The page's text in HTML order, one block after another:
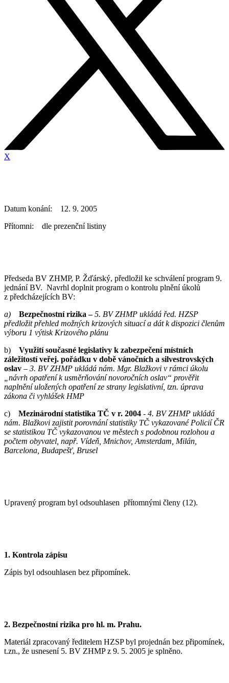
X
Datum konání: 12. 9. 2005
Přítomni: dle prezenční listiny
Předseda BV ZHMP, P. Žďárský, předložil ke schválení program 9.
jednání BV. Navrhl doplnit program o kontrolu plnění úkolů
z předcházejících BV:
a) Bezpečnostní rizika –5. BV ZHMP ukládá řed. HZSP
předložit přehled možných krizových situací a dát k dispozici členům
výboru 1 výtisk Krizového plánu
b) Využití současné legislativy k zabezpečení místních
záležitostí veřej. pořádku v době vánočních a silvestrovských
oslav – 3. BV ZHMP ukládá nám. Mgr. Blažkovi v rámci úkolu
„návrh opatření k usměrňování novoročních oslav“ prověřit
naplnění uložených opatření ze strany legislativní, tzn. úprava
zákona či vyhlášek HMP
c) Mezinárodní statistika TČ v r. 2004 - 4. BV ZHMP ukládá
nám. Blažkovi zajistit porovnání statistiky TČ vykazované Policií ČR
se statistikou TČ vykazovanou ve městech s podobnou rozlohou a
počtem obyvatel, např. Vídeň, Mnichov, Amsterdam, Milán,
Barcelona, Budapešť, Brusel
Upravený program byl odsouhlasen přítomnými členy (12).
1. Kontrola zápisu
Zápis byl odsouhlasen bez připomínek.
2. Bezpečnostní rizika pro hl. m. Prahu.
Materiál zpracovaný ředitelem HZSP byl projednán bez připomínek,
t.zn., že usnesení 5. BV ZHMP z 9. 5. 2005 je splněno.